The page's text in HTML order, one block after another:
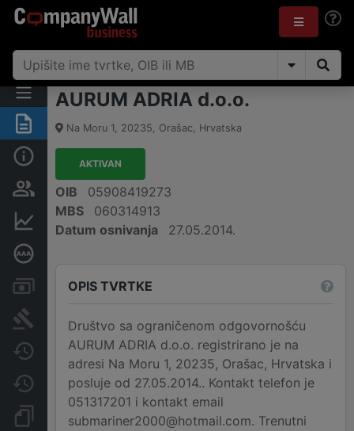
Sažetak
Osobe i vlasništvo
Računi i blokade
Sudske objave
Javne nabavke
Promjene
Dokumenti i objave
AURUM ADRIA d.o.o.
Na Moru 1, 20235, Orašac, Hrvatska
AKTIVAN
OIB
05908419273
MBS
060314913
Datum osnivanja
27.05.2014.
OPIS TVRTKE
Društvo sa ograničenom odgovornošću
AURUM ADRIA d.o.o. registrirano je na
adresi Na Moru 1, 20235, Orašac, Hrvatska i
posluje od 27.05.2014.. Kontakt telefon je
051317201 i kontakt email
submariner2000@hotmail.com. Trenutni